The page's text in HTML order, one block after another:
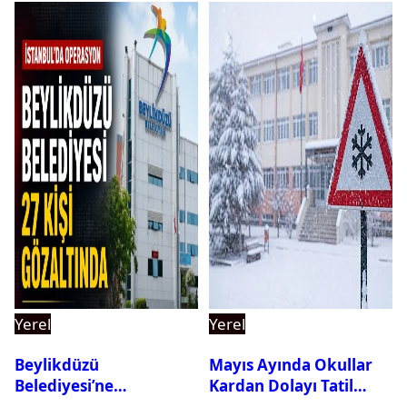
Yerel
Beylikdüzü
Belediyesi’ne
Yerel
Mayıs Ayında Okullar
Kardan Dolayı Tatil